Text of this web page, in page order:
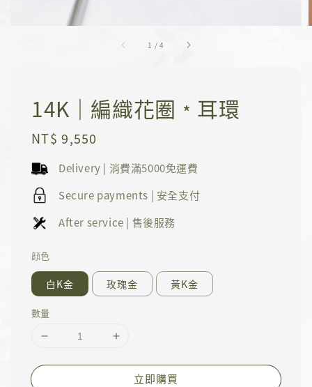
1 /4
14K｜編織花圈﹡耳環
Regular
NT$ 9,550
Delivery | 消費滿5000免運費
Secure payments | 安全支付
After service | 售後服務
顔色
白K金 玫瑰金 黃K金
數量
立即購買